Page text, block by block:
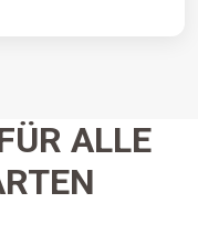
ALLE